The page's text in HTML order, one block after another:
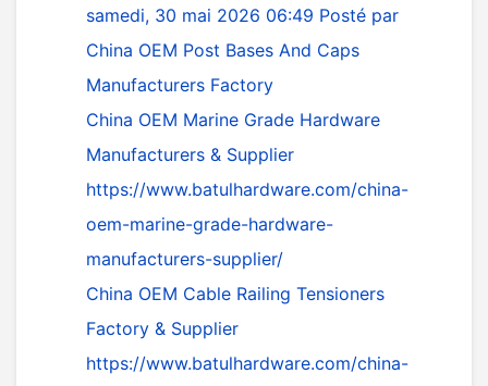
samedi, 30 mai 2026 06:49 Posté par
China OEM Post Bases And Caps
Manufacturers Factory
China OEM Marine Grade Hardware
Manufacturers & Supplier
https://www.batulhardware.com/china-
oem-marine-grade-hardware-
manufacturers-supplier/
China OEM Cable Railing Tensioners
Factory & Supplier
https://www.batulhardware.com/china-